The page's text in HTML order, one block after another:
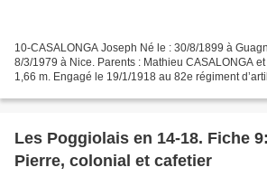
10-CASALONGA Joseph Né le : 30/8/1899 à
8/3/1979 à Nice. Parents : Mathieu CASALONGA
1,66 m. Engagé le 19/1/1918 au 82e régiment
Les Poggiolais en 14-18. Fiche
Pierre, colonial et cafetier